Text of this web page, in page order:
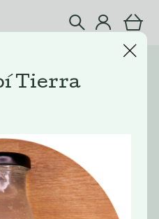
Nejdražší
Tierra